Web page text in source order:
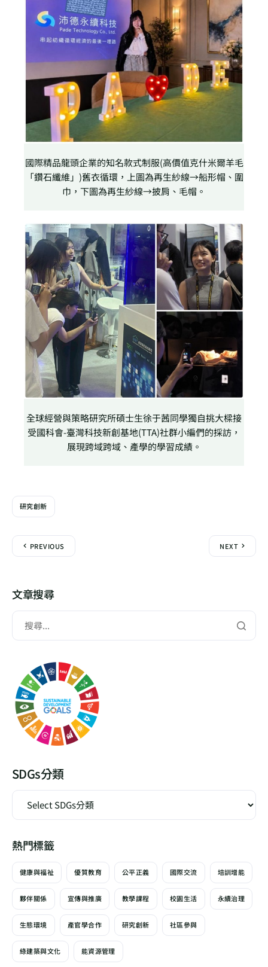
國際精品龍頭企業的知名款式制服(高價值克什米爾羊毛
「鑽石纖維」)舊衣循環，上圖為再生紗線→船形帽、圍
巾，下圖為再生紗線→披肩、毛帽。
全球經營與策略研究所碩士生徐于茜同學獨自挑大樑接
受國科會-臺灣科技新創基地(TTA)社群小編們的採訪，
展現跨域跨域、產學的學習成績。
研究創新
PREVIOUS NEXT
文章搜尋
SDGs分類
熱門標籤
健康與福祉 優質教育 公平正義 國際交流 培訓增能
夥伴關係 宣傳與推廣 教學課程 校園生活 永續治理
生態環境 產官學合作 研究創新 社區參與
綠建築與文化 能資源管理